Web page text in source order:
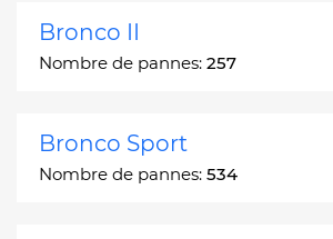
Bronco II
Nombre de pannes: 257
Bronco Sport
Nombre de pannes: 534